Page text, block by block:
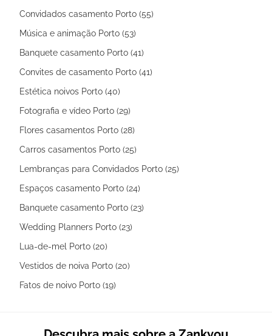
Convidados casamento Porto (55)
Música e animação Porto (53)
Banquete casamento Porto (41)
Convites de casamento Porto (41)
Estética noivos Porto (40)
Fotografia e vídeo Porto (29)
Flores casamentos Porto (28)
Carros casamentos Porto (25)
Lembranças para Convidados Porto (25)
Espaços casamento Porto (24)
Banquete casamento Porto (23)
Wedding Planners Porto (23)
Lua-de-mel Porto (20)
Vestidos de noiva Porto (20)
Fatos de noivo Porto (19)